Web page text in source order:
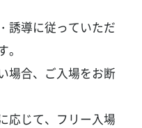
誘導に従っていただ
場合、ご入場をお断
応じて、フリー入場